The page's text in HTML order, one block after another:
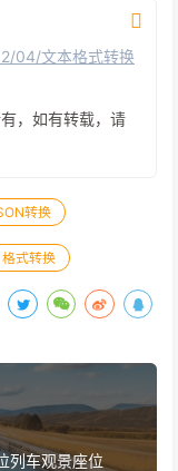
04/文本格式转换
，如有转载，请
转换
格式转换
列车观景座位